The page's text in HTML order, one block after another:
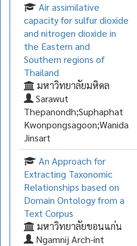
Air assimilative
capacity for sulfur dioxide
and nitrogen dioxide in
the Eastern and
Southern regions of
Thailand
มหาวิทยาลัยมหิดล
Sarawut
Thepanondh;Suphaphat
Kwonpongsagoon;Wanida
Jinsart
An Approach for
Extracting Taxonomic
Relationships based on
Domain Ontology from a
Text Corpus
มหาวิทยาลัยขอนแก่น
Ngamnij Arch-int